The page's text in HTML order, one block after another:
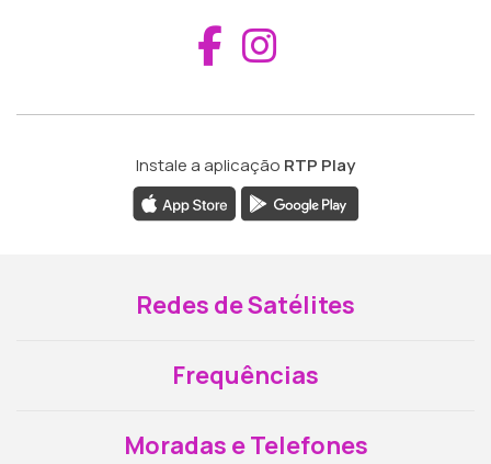
Aceder ao
Instale a aplicação RTP Play
Redes de Satélites
Frequências
Moradas e Telefones